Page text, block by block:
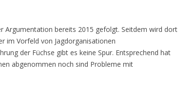
Argumentation bereits 2015 gefolgt. Seitdem wird dort
im Vorfeld von Jagdorganisationen
der Füchse gibt es keine Spur. Entsprechend hat
abgenommen noch sind Probleme mit